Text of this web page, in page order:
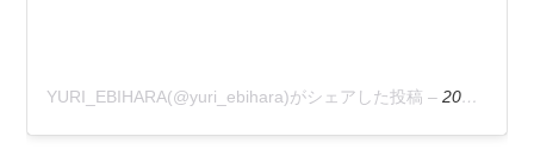
YURI_EBIHARA(@yuri_ebihara)がシェアした投稿 –2020年 6月月28日午後8時29分PDT